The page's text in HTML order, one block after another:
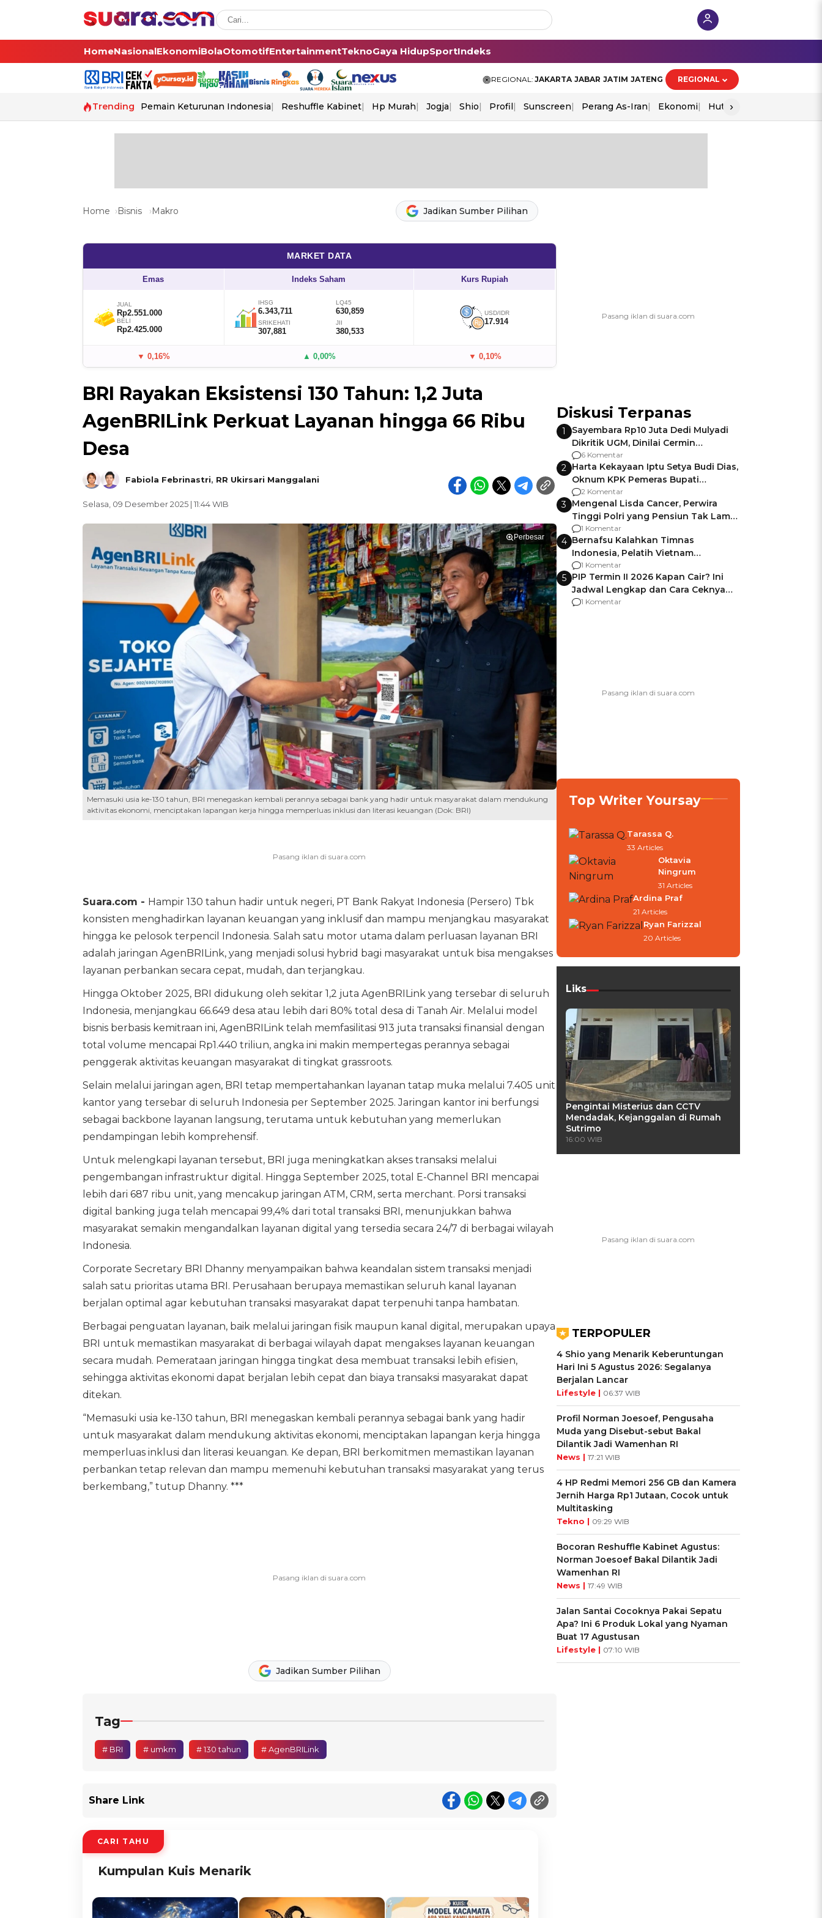
HomeNasionalEkonomiBolaOtomotifEntertainmentTeknoGaya HidupSportIndeks
REGIONAL: JAKARTA JABAR JATIM JATENG REGIONAL
Trending Pemain Keturunan Indonesia Reshuffle Kabinet Hp Murah Jogja Shio Profil Sunscreen Perang As-Iran Ekonomi Hut Ri
›
Home Bisnis Makro Jadikan Sumber Pilihan
MARKET DATA
Emas Indeks Saham Kurs Rupiah
JUAL
Rp2.551.000
BELI
Rp2.425.000
IHSG
6.343,711
LQ45
630,859
SRIKEHATI
307,881
JII
380,533
USD/IDR
17.914
▼ 0,16% ▲ 0,00% ▼ 0,10%
BRI Rayakan Eksistensi 130 Tahun: 1,2 Juta
AgenBRILink Perkuat Layanan hingga 66 Ribu
Desa
Fabiola Febrinastri, RR Ukirsari Manggalani
Selasa, 09 Desember 2025 | 11:44 WIB
Perbesar
Memasuki usia ke-130 tahun, BRI menegaskan kembali perannya sebagai bank yang hadir untuk masyarakat dalam mendukung
aktivitas ekonomi, menciptakan lapangan kerja hingga memperluas inklusi dan literasi keuangan (Dok: BRI)
Suara.com - Hampir 130 tahun hadir untuk negeri, PT Bank Rakyat Indonesia (Persero) Tbk
konsisten menghadirkan layanan keuangan yang inklusif dan mampu menjangkau masyarakat
hingga ke pelosok terpencil Indonesia. Salah satu motor utama dalam perluasan layanan BRI
adalah jaringan AgenBRILink, yang menjadi solusi hybrid bagi masyarakat untuk bisa mengakses
layanan perbankan secara cepat, mudah, dan terjangkau.
Hingga Oktober 2025, BRI didukung oleh sekitar 1,2 juta AgenBRILink yang tersebar di seluruh
Indonesia, menjangkau 66.649 desa atau lebih dari 80% total desa di Tanah Air. Melalui model
bisnis berbasis kemitraan ini, AgenBRILink telah memfasilitasi 913 juta transaksi finansial dengan
total volume mencapai Rp1.440 triliun, angka ini makin mempertegas perannya sebagai
penggerak aktivitas keuangan masyarakat di tingkat grassroots.
Selain melalui jaringan agen, BRI tetap mempertahankan layanan tatap muka melalui 7.405 unit
kantor yang tersebar di seluruh Indonesia per September 2025. Jaringan kantor ini berfungsi
sebagai backbone layanan langsung, terutama untuk kebutuhan yang memerlukan
pendampingan lebih komprehensif.
Untuk melengkapi layanan tersebut, BRI juga meningkatkan akses transaksi melalui
pengembangan infrastruktur digital. Hingga September 2025, total E-Channel BRI mencapai
lebih dari 687 ribu unit, yang mencakup jaringan ATM, CRM, serta merchant. Porsi transaksi
digital banking juga telah mencapai 99,4% dari total transaksi BRI, menunjukkan bahwa
masyarakat semakin mengandalkan layanan digital yang tersedia secara 24/7 di berbagai wilayah
Indonesia.
Corporate Secretary BRI Dhanny menyampaikan bahwa keandalan sistem transaksi menjadi
salah satu prioritas utama BRI. Perusahaan berupaya memastikan seluruh kanal layanan
berjalan optimal agar kebutuhan transaksi masyarakat dapat terpenuhi tanpa hambatan.
Berbagai penguatan layanan, baik melalui jaringan fisik maupun kanal digital, merupakan upaya
BRI untuk memastikan masyarakat di berbagai wilayah dapat mengakses layanan keuangan
secara mudah. Pemerataan jaringan hingga tingkat desa membuat transaksi lebih efisien,
sehingga aktivitas ekonomi dapat berjalan lebih cepat dan biaya transaksi masyarakat dapat
ditekan.
“Memasuki usia ke-130 tahun, BRI menegaskan kembali perannya sebagai bank yang hadir
untuk masyarakat dalam mendukung aktivitas ekonomi, menciptakan lapangan kerja hingga
memperluas inklusi dan literasi keuangan. Ke depan, BRI berkomitmen memastikan layanan
perbankan tetap relevan dan mampu memenuhi kebutuhan transaksi masyarakat yang terus
berkembang,” tutup Dhanny. ***
Jadikan Sumber Pilihan
Tag
# BRI # umkm # 130 tahun # AgenBRILink
Share Link
CARI TAHU
Kumpulan Kuis Menarik
Diskusi Terpanas
1
Sayembara Rp10 Juta Dedi Mulyadi
Dikritik UGM, Dinilai Cermin
Gagalnya Negara Jamin Keamanan
6 Komentar
2 Harta Kekayaan Iptu Setya Budi Dias,
Oknum KPK Pemeras Bupati
Pemalang
2 Komentar
3 Mengenal Lisda Cancer, Perwira
Tinggi Polri yang Pensiun Tak Lama
Usai Jadi Brigjen
1 Komentar
4 Bernafsu Kalahkan Timnas
Indonesia, Pelatih Vietnam
Berencana Pakai Jimat di Pakansari
1 Komentar
5 PIP Termin II 2026 Kapan Cair? Ini
Jadwal Lengkap dan Cara Ceknya
agar Dana Tidak Hangus!
1 Komentar
Top Writer Yoursay
Tarassa Q.
33 Articles
Oktavia
Ningrum
31 Articles
Ardina Praf
21 Articles
Ryan Farizzal
20 Articles
Liks
Pengintai Misterius dan CCTV
Mendadak, Kejanggalan di Rumah
Sutrimo
16:00 WIB
TERPOPULER
4 Shio yang Menarik Keberuntungan
Hari Ini 5 Agustus 2026: Segalanya
Berjalan Lancar
Lifestyle | 06:37 WIB
Profil Norman Joesoef, Pengusaha
Muda yang Disebut-sebut Bakal
Dilantik Jadi Wamenhan RI
News | 17:21 WIB
4 HP Redmi Memori 256 GB dan Kamera
Jernih Harga Rp1 Jutaan, Cocok untuk
Multitasking
Tekno | 09:29 WIB
Bocoran Reshuffle Kabinet Agustus:
Norman Joesoef Bakal Dilantik Jadi
Wamenhan RI
News | 17:49 WIB
Jalan Santai Cocoknya Pakai Sepatu
Apa? Ini 6 Produk Lokal yang Nyaman
Buat 17 Agustusan
Lifestyle | 07:10 WIB